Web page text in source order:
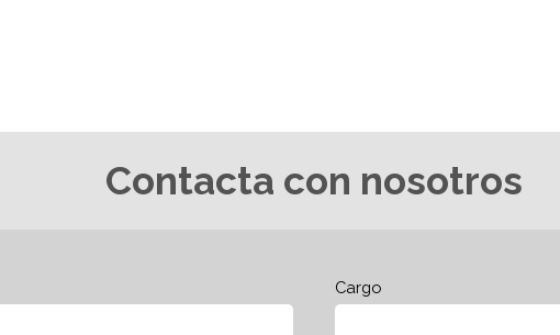
Contacta con nosotros
Cargo